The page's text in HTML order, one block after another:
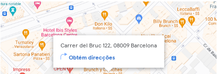
Carrer del Bruc 122, 08009 Barcelona
Obtém direcções